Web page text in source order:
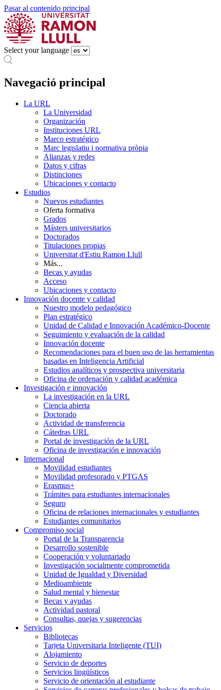
Pasar al contenido principal
Select your language
Navegació principal
La URL
La Universidad
Organización
Instituciones URL
Marco estratégico
Marc legislatiu i normativa pròpia
Alianzas y redes
Datos y cifras
Distinciones
Ubicaciones y contacto
Estudios
Nuevos estudiantes
Oferta formativa
Grados
Másters universitarios
Doctorados
Titulaciones propias
Universitat d'Estiu Ramon Llull
Más...
Becas y ayudas
Acceso
Ubicaciones y contacto
Innovación docente y calidad
Nuestro modelo pedagógico
Plan estratégico
Unidad de Calidad e Innovación Académico-Docente
Seguimiento y evaluación de la calidad
Innovación docente
Recomendaciones para el buen uso de las herramientas
basadas en Inteligencia Artificial
Estudios analíticos y prospectiva universitaria
Oficina de ordenación y calidad académica
Investigación e innovación
La investigación en la URL
Ciencia abierta
Doctorado
Actividad de transferencia
Cátedras URL
Portal de investigación de la URL
Oficina de investigación e innovación
Internacional
Movilidad estudiantes
Movilidad profesorado y PTGAS
Erasmus+
Trámites para estudiantes internacionales
Seguro
Oficina de relaciones internacionales y estudiantes
Estudiantes comunitarios
Compromiso social
Portal de la Transparencia
Desarrollo sostenible
Cooperación y voluntariado
Investigación socialmente comprometida
Unidad de Igualdad y Diversidad
Medioambiente
Salud mental y bienestar
Becas y ayudas
Actividad pastoral
Consultas, quejas y sugerencias
Servicios
Bibliotecas
Tarjeta Universitaria Inteligente (TUI)
Alojamiento
Servicio de deportes
Servicios lingüísticos
Servicio de orientación al estudiante